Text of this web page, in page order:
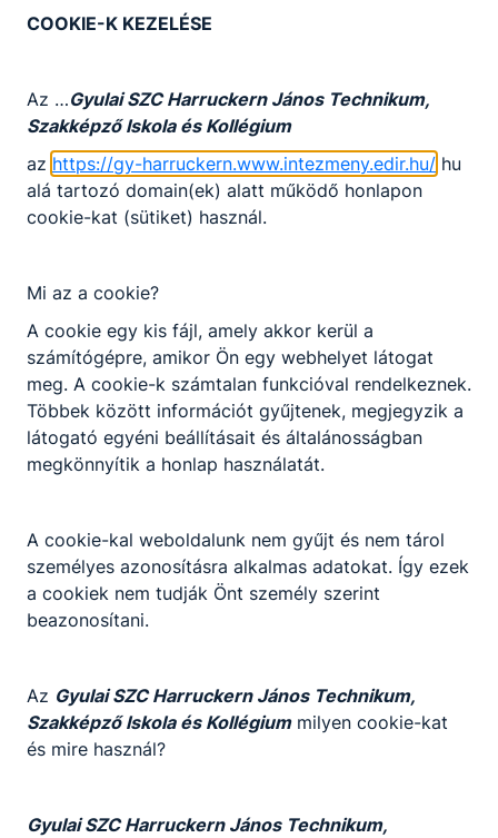
Együttműködés szakképző iskolák között
Programok Erdélyben: 2018. március 6-9.
Programok Magyarországon: 2018. április 11-14.
(A megvalósult programokat a mellékletben
csatolt 2018 beszámoló ppt részletesen
tartalmazza!)
egészségügyi szakmai programok megvalósítása.
Partneriskolák: - a Gyulai Szakképzési Centrum
Harruckern János Szakgimnáziuma,
Szakközépiskolája, Szakiskolája és Kollégiuma -
Tamási Áron Gimnázium Egészségügyi Technikum,
Székelyudvarhely
COOKIE-K KEZELÉSE
Az …Gyulai SZC Harruckern János Technikum,
Szakképző Iskola és Kollégium
az https://gy-harruckern.www.intezmeny.edir.hu/ hu
alá tartozó domain(ek) alatt működő honlapon
cookie-kat (sütiket) használ.
Mi az a cookie?
A cookie egy kis fájl, amely akkor kerül a
számítógépre, amikor Ön egy webhelyet látogat
meg. A cookie-k számtalan funkcióval rendelkeznek.
Többek között információt gyűjtenek, megjegyzik a
látogató egyéni beállításait és általánosságban
megkönnyítik a honlap használatát.
A cookie-kal weboldalunk nem gyűjt és nem tárol
személyes azonosításra alkalmas adatokat. Így ezek
a cookiek nem tudják Önt személy szerint
beazonosítani.
Az Gyulai SZC Harruckern János Technikum,
Szakképző Iskola és Kollégiummilyen cookie-kat
és mire használ?
Gyulai SZC Harruckern János Technikum,